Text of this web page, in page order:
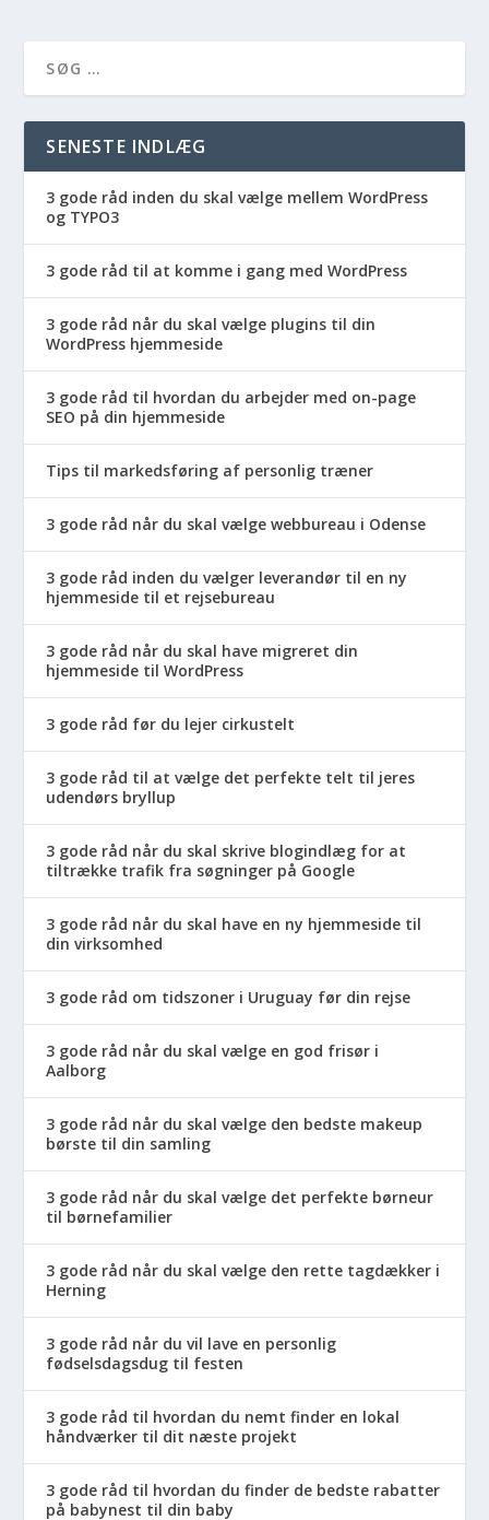
SENESTE INDLÆG
3 gode råd inden du skal vælge mellem WordPress
og TYPO3
3 gode råd til at komme i gang med WordPress
3 gode råd når du skal vælge plugins til din
WordPress hjemmeside
3 gode råd til hvordan du arbejder med on-page
SEO på din hjemmeside
Tips til markedsføring af personlig træner
3 gode råd når du skal vælge webbureau i Odense
3 gode råd inden du vælger leverandør til en ny
hjemmeside til et rejsebureau
3 gode råd når du skal have migreret din
hjemmeside til WordPress
3 gode råd før du lejer cirkustelt
3 gode råd til at vælge det perfekte telt til jeres
udendørs bryllup
3 gode råd når du skal skrive blogindlæg for at
tiltrække trafik fra søgninger på Google
3 gode råd når du skal have en ny hjemmeside til
din virksomhed
3 gode råd om tidszoner i Uruguay før din rejse
3 gode råd når du skal vælge en god frisør i
Aalborg
3 gode råd når du skal vælge den bedste makeup
børste til din samling
3 gode råd når du skal vælge det perfekte børneur
til børnefamilier
3 gode råd når du skal vælge den rette tagdækker i
Herning
3 gode råd når du vil lave en personlig
fødselsdagsdug til festen
3 gode råd til hvordan du nemt finder en lokal
håndværker til dit næste projekt
3 gode råd til hvordan du finder de bedste rabatter
på babynest til din baby